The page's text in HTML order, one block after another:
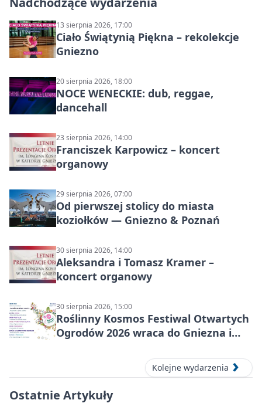
13 sierpnia 2026, 17:00
Ciało Świątynią Piękna – rekolekcje
Gniezno
20 sierpnia 2026, 18:00
NOCE WENECKIE: dub, reggae,
dancehall
23 sierpnia 2026, 14:00
Franciszek Karpowicz – koncert
organowy
29 sierpnia 2026, 07:00
Od pierwszej stolicy do miasta
koziołków — Gniezno & Poznań
30 sierpnia 2026, 14:00
Aleksandra i Tomasz Kramer –
koncert organowy
30 sierpnia 2026, 15:00
Roślinny Kosmos Festiwal Otwartych
Ogrodów 2026 wraca do Gniezna i
Kolejne wydarzenia
Ostatnie Artykuły